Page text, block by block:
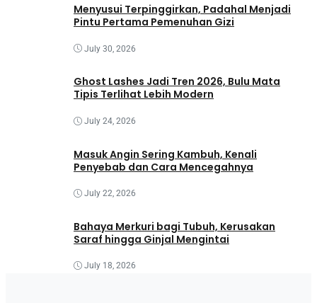
Menyusui Terpinggirkan, Padahal Menjadi
Pintu Pertama Pemenuhan Gizi
July 30, 2026
Ghost Lashes Jadi Tren 2026, Bulu Mata
Tipis Terlihat Lebih Modern
July 24, 2026
Masuk Angin Sering Kambuh, Kenali
Penyebab dan Cara Mencegahnya
July 22, 2026
Bahaya Merkuri bagi Tubuh, Kerusakan
Saraf hingga Ginjal Mengintai
July 18, 2026